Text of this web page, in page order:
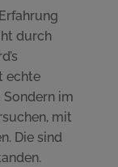
durch
echte
im
mit
Die sind